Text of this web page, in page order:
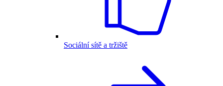
Sociální sítě a tržiště